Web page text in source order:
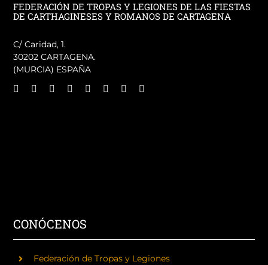
FEDERACIÓN DE TROPAS Y LEGIONES DE LAS FIESTAS
DE CARTHAGINESES Y ROMANOS DE CARTAGENA
C/ Caridad, 1.
30202 CARTAGENA.
(MURCIA) ESPAÑA
CONÓCENOS
Federación de Tropas y Legiones